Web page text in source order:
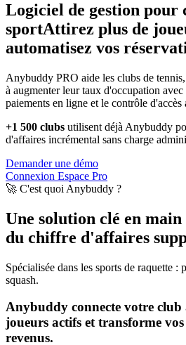
Logiciel de gestion pour
sportAttirez plus de
automatisez vos
Anybuddy PRO aide les clubs de
à augmenter leur taux d'occupation
paiements en ligne et le contrôle d'accès
+1 500 clubs utilisent déjà Anybuddy
d'affaires incrémental sans charge
Demander une démo
Connexion Espace Pro
🚀 C'est quoi Anybuddy ?
Une solution clé en
du chiffre d'affaires
Spécialisée dans les sports de raquette :
squash.
Anybuddy connecte votre club
joueurs actifs et transforme
revenus.